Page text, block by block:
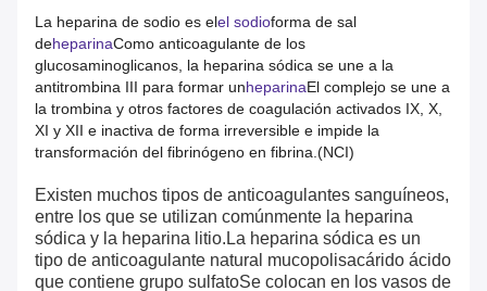
La heparina de sodio es elel sodioforma de sal
deheparinaComo anticoagulante de los
glucosaminoglicanos, la heparina sódica se une a la
antitrombina III para formar unheparinaEl complejo se une a
la trombina y otros factores de coagulación activados IX, X,
XI y XII e inactiva de forma irreversible e impide la
transformación del fibrinógeno en fibrina.(NCI)
Existen muchos tipos de anticoagulantes sanguíneos,
entre los que se utilizan comúnmente la heparina
sódica y la heparina litio.La heparina sódica es un
tipo de anticoagulante natural mucopolisacárido ácido
que contiene grupo sulfatoSe colocan en los vasos de